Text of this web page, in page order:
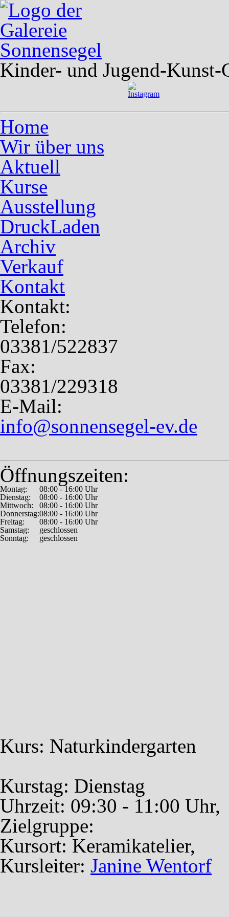
Kinder- und Jugend-Kunst-
Home
Wir über uns
Aktuell
Kurse
Ausstellung
DruckLaden
Archiv
Verkauf
Kontakt
Kontakt:
Telefon:
03381/522837
Fax:
03381/229318
E-Mail:
info@sonnensegel-ev.de
Öffnungszeiten:
Montag:
08:00 - 16:00 Uhr
Dienstag:
08:00 - 16:00 Uhr
Mittwoch:
08:00 - 16:00 Uhr
Donnerstag:08:00 - 16:00 Uhr
Freitag:
08:00 - 16:00 Uhr
Samstag:
geschlossen
Sonntag:
geschlossen
Kurs: Naturkindergarten
Kurstag: Dienstag
Uhrzeit: 09:30 - 11:00
Zielgruppe:
Kursort: Keramikatelier,
Kursleiter: Janine Wentorf